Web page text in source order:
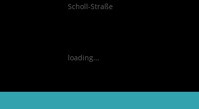
Scholl-Straße
loading...